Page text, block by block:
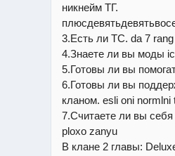
никнейм ТГ.
3.Есть ли ТС. da 7
4.Знаете ли вы моды
5.Готовы ли вы
6.Готовы ли вы
кланом. esli oni normlni
7.Считаете ли вы
ploxo zanyu
В клане 2 главы: